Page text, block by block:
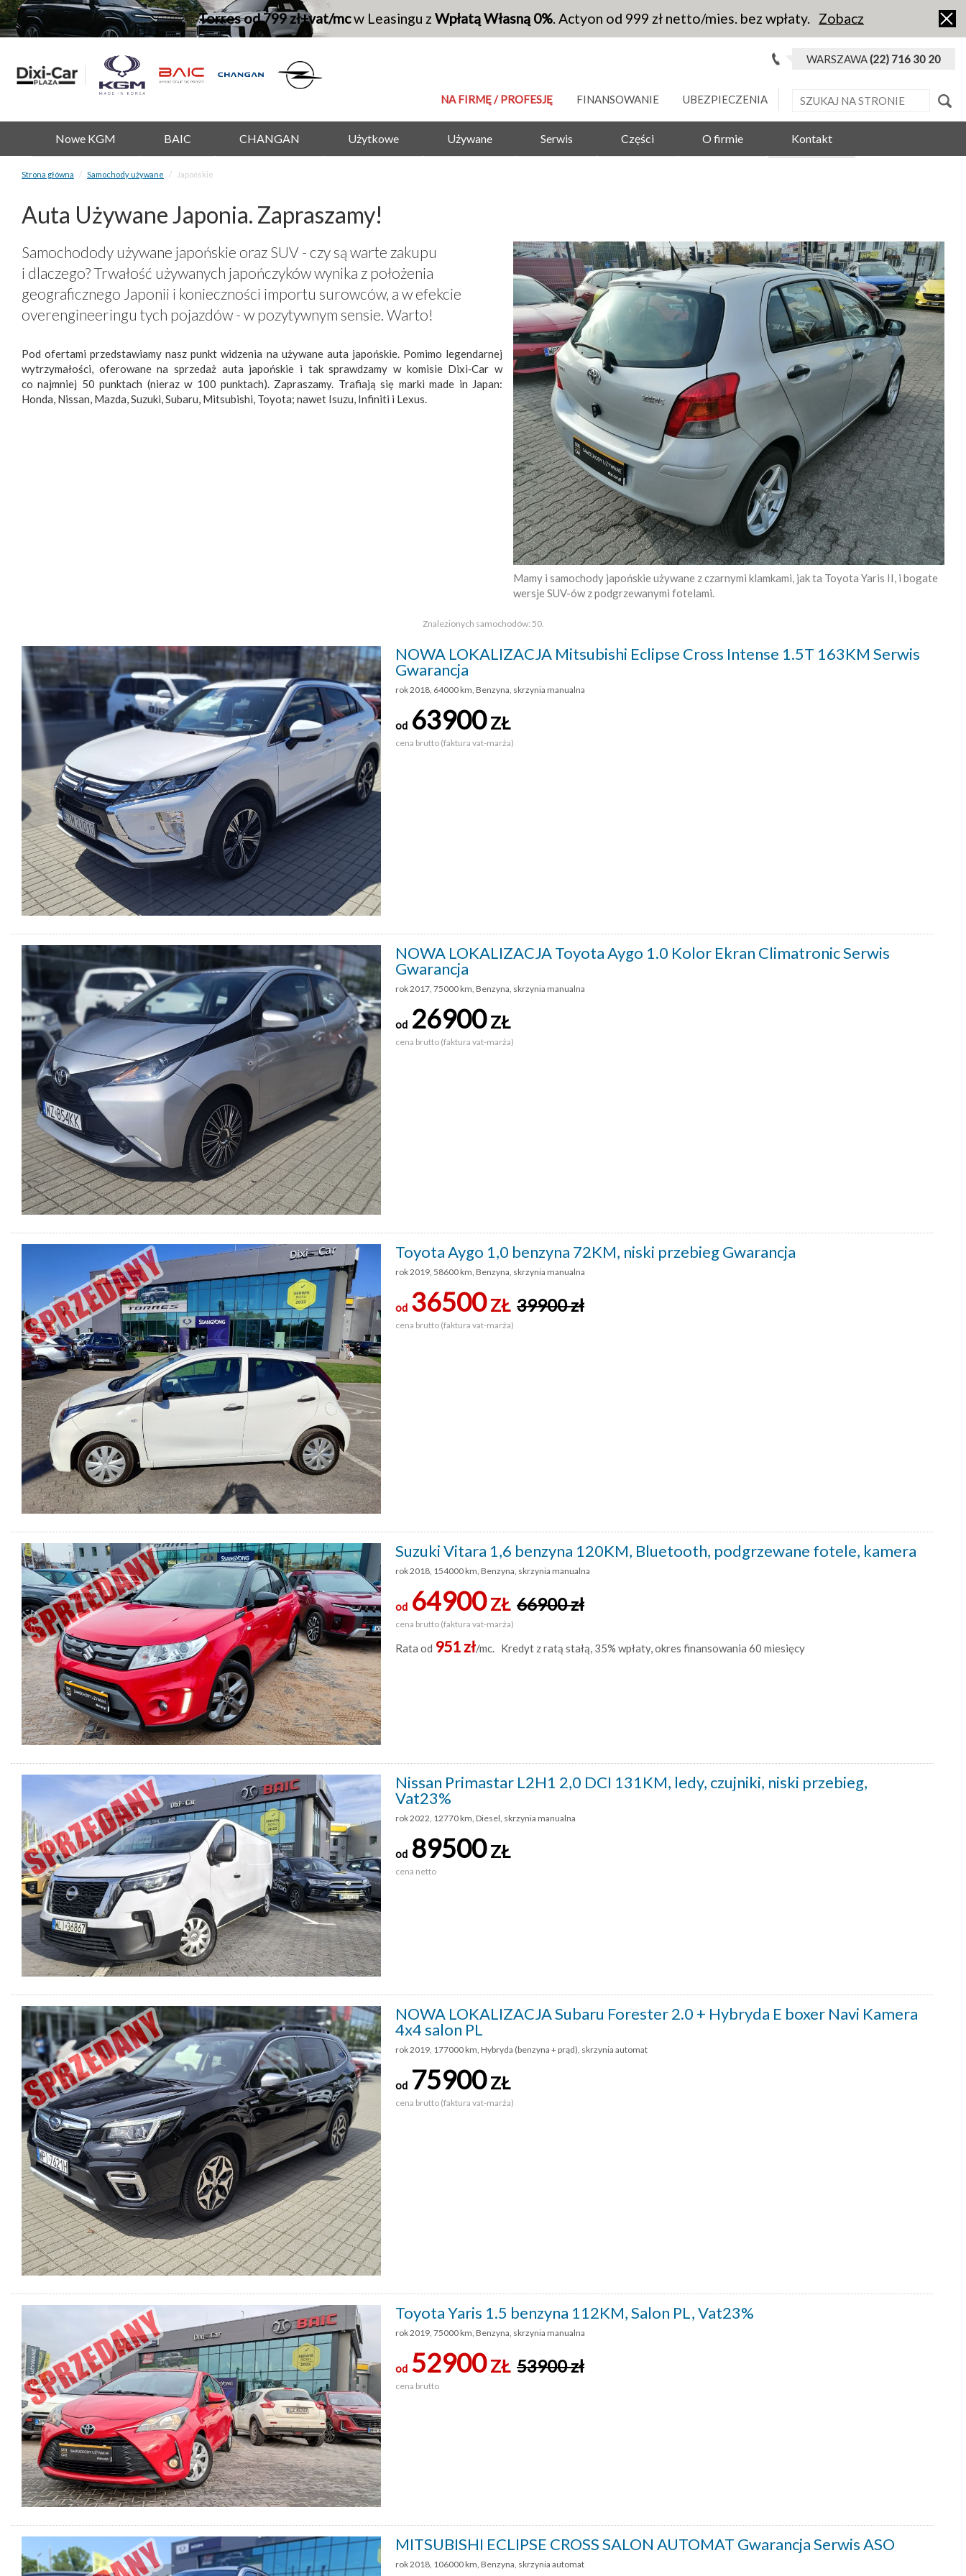
Torres od 799 zł+vat/mcw Leasingu z Wpłatą Własną 0%. Actyon od 999 zł netto/mies. bez wpłaty. Zobacz
WARSZAWA(22) 716 30 20
NA FIRMĘ / PROFESJĘ FINANSOWANIE UBEZPIECZENIA
Nowe KGM BAIC CHANGAN Użytkowe Używane Serwis Części O firmie Kontakt
Strona główna Samochody używane Japońskie
Auta Używane Japonia. Zapraszamy!
Mamy i samochody japońskie używane z czarnymi klamkami, jak ta Toyota Yaris II, i bogate
wersje SUV-ów z podgrzewanymi fotelami.
Samochodody używane japońskie oraz SUV - czy są warte zakupu
i dlaczego? Trwałość używanych japończyków wynika z położenia
geograficznego Japonii i konieczności importu surowców, a w efekcie
overengineeringu tych pojazdów - w pozytywnym sensie. Warto!
Pod ofertami przedstawiamy nasz punkt widzenia na używane auta japońskie. Pomimo legendarnej
wytrzymałości, oferowane na sprzedaż auta japońskie i tak sprawdzamy w komisie Dixi‑Car w
co najmniej 50 punktach (nieraz w 100 punktach). Zapraszamy. Trafiają się marki made in Japan:
Honda, Nissan, Mazda, Suzuki, Subaru, Mitsubishi, Toyota; nawet Isuzu, Infiniti i Lexus.
Znalezionych samochodów: 50.
NOWA LOKALIZACJA Mitsubishi Eclipse Cross Intense 1.5T 163KM Serwis
Gwarancja
rok 2018, 64000 km, Benzyna, skrzynia manualna
od 63900ZŁ
cena brutto (faktura vat-marża)
NOWA LOKALIZACJA Toyota Aygo 1.0 Kolor Ekran Climatronic Serwis
Gwarancja
rok 2017, 75000 km, Benzyna, skrzynia manualna
od 26900ZŁ
cena brutto (faktura vat-marża)
Toyota Aygo 1,0 benzyna 72KM, niski przebieg Gwarancja
rok 2019, 58600 km, Benzyna, skrzynia manualna
od 36500ZŁ 39900 zł
cena brutto (faktura vat-marża)
Suzuki Vitara 1,6 benzyna 120KM, Bluetooth, podgrzewane fotele, kamera
rok 2018, 154000 km, Benzyna, skrzynia manualna
od 64900ZŁ 66900 zł
cena brutto (faktura vat-marża)
Rata od 951 zł/mc. Kredyt z ratą stałą, 35% wpłaty, okres finansowania 60 miesięcy
Nissan Primastar L2H1 2,0 DCI 131KM, ledy, czujniki, niski przebieg,
Vat23%
rok 2022, 12770 km, Diesel, skrzynia manualna
od 89500ZŁ
cena netto
NOWA LOKALIZACJA Subaru Forester 2.0 + Hybryda E boxer Navi Kamera
4x4 salon PL
rok 2019, 177000 km, Hybryda (benzyna + prąd), skrzynia automat
od 75900ZŁ
cena brutto (faktura vat-marża)
Toyota Yaris 1.5 benzyna 112KM, Salon PL, Vat23%
rok 2019, 75000 km, Benzyna, skrzynia manualna
od 52900ZŁ 53900 zł
cena brutto
MITSUBISHI ECLIPSE CROSS SALON AUTOMAT Gwarancja Serwis ASO
rok 2018, 106000 km, Benzyna, skrzynia automat